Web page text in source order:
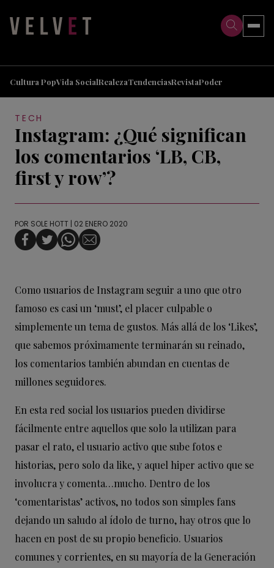
Cultura PopVida SocialRealezaTendenciasRevistaPoder
TECH
Instagram: ¿Qué significan
los comentarios ‘LB, CB,
first y row’?
POR SOLE HOTT | 02 ENERO 2020
Como usuarios de Instagram seguir a uno que otro
famoso es casi un ‘must’, el placer culpable o
simplemente un tema de gustos. Más allá de los ‘Likes’,
que sabemos próximamente terminarán su reinado,
los comentarios también abundan en cuentas de
millones seguidores.
En esta red social los usuarios pueden dividirse
fácilmente entre aquellos que solo la utilizan para
pasar el rato, el usuario activo que sube fotos e
historias, pero solo da like, y aquel hiper activo que se
involucra y comenta…mucho. Dentro de los
‘comentaristas’ activos, no todos son simples fans
dejando un saludo al ídolo de turno, hay otros que lo
hacen en post de su propio beneficio. Usuarios
comunes y corrientes, en su mayoría de la Generación